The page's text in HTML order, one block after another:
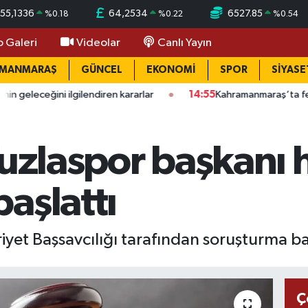
55,1336 %0.18 64,2534 %0.22 6527.85 %0.54
Galeri Videolar Canlı Yayın
GÜNCEL EKONOMİ SPOR
kararlar 14:55Kahramanmaraş’ta feci iş kazası:
başkanı
Başsavcılığı tarafından soruşturma